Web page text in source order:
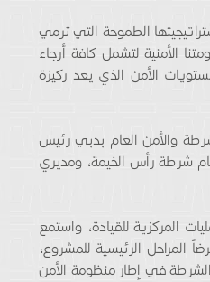
الطموحة التي ترمي
الأمنية لتشمل كافة أرجاء
الأمن الذي يعد ركيزة
والأمن العام بدبي رئيس
شرطة رأس الخيمة، ومديري
المركزية للقيادة، واستمع
الرئيسية للمشروع،
الشرطة في إطار منظومة الأمن